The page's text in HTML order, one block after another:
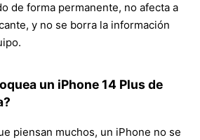
de forma permanente, no afecta a
y no se borra la información
un iPhone 14 Plus de
piensan muchos, un iPhone no se